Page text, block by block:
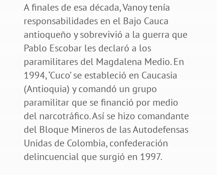
A finales de esa década, Vanoy tenía
responsabilidades en el Bajo Cauca
antioqueño y sobrevivió a la guerra que
Pablo Escobar les declaró a los
paramilitares del Magdalena Medio. En
1994, ‘Cuco’ se estableció en Caucasia
(Antioquia) y comandó un grupo
paramilitar que se financió por medio
del narcotráfico. Así se hizo comandante
del Bloque Mineros de las Autodefensas
Unidas de Colombia, confederación
delincuencial que surgió en 1997.